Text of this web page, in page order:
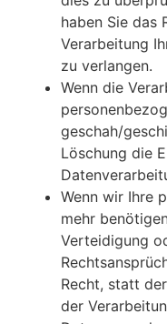
haben Sie das
Verarbeitung
zu verlangen.
Wenn die
geschah/
Löschung die
Wenn wir Ihre
mehr
Verteidigung
Recht, statt
der